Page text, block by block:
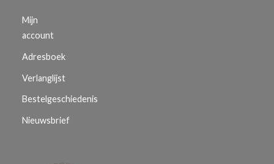
Mijn
account
Adresboek
Verlanglijst
Bestelgeschiedenis
Nieuwsbrief